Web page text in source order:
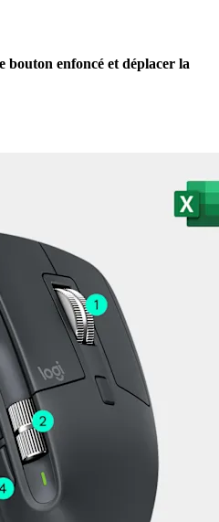
bouton enfoncé et déplacer la